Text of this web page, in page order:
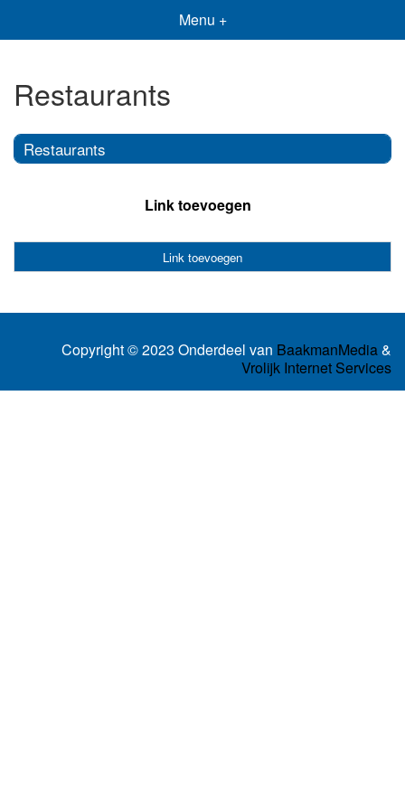
Menu +
Restaurants
Restaurants
Link toevoegen
Link toevoegen
Copyright © 2023 Onderdeel van BaakmanMedia&
Vrolijk Internet Services